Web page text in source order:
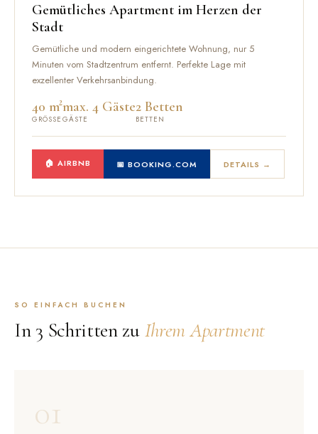
Gemütliches Apartment im Herzen der
Stadt
Gemütliche und modern eingerichtete Wohnung, nur 5
Minuten vom Stadtzentrum entfernt. Perfekte Lage mit
exzellenter Verkehrsanbindung.
40 m²
GRÖSSE
max. 4 Gäste
GÄSTE
2 Betten
BETTEN
🏠 AIRBNB 📅 BOOKING.COM DETAILS →
SO EINFACH BUCHEN
In 3 Schritten zu Ihrem Apartment
01